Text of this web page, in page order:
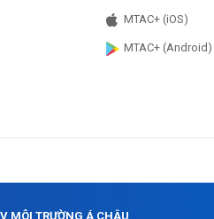
MTAC+ (iOS)
MTAC+ (Android)
MÔI TRƯỜNG Á CHÂU